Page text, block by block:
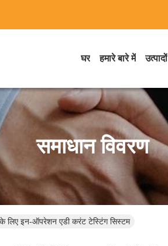
घर हमारे बारे में उत्पादों
समाधान विवरण
के लिए इन-ऑपरेशन एडी करंट टेस्टिंग सिस्टम